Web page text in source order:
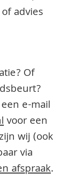
advies
Of
e-mail
voor een
wij (ook
via
afspraak.